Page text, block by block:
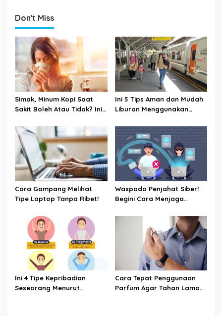
a
t
i
o
n
Don't Miss
Simak, Minum Kopi Saat
Sakit Boleh Atau Tidak? Ini
Ini 5 Tips Aman dan Mudah
Liburan Menggunakan
Cara Gampang Melihat
Tipe Laptop Tanpa Ribet!
Waspada Penjahat Siber!
Begini Cara Menjaga
Ini 4 Tipe Kepribadian
Seseorang Menurut
Cara Tepat Penggunaan
Parfum Agar Tahan Lama